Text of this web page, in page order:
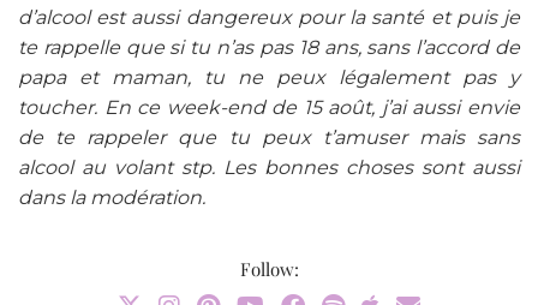
d’alcool est aussi dangereux pour la santé et puis je
te rappelle que si tu n’as pas 18 ans, sans l’accord de
papa et maman, tu ne peux légalement pas y
toucher. En ce week-end de 15 août, j’ai aussi envie
de te rappeler que tu peux t’amuser mais sans
alcool au volant stp. Les bonnes choses sont aussi
dans la modération.
Follow: